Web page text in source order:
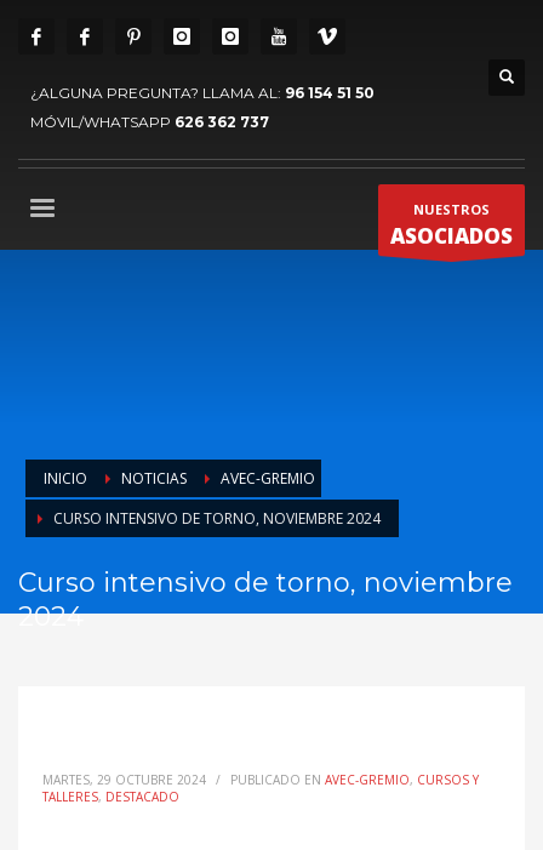
¿ALGUNA PREGUNTA? LLAMA AL: 96 154 51 50
MÓVIL/WHATSAPP 626 362 737
NUESTROS
ASOCIADOS
INICIO NOTICIAS
AVEC-GREMIO
CURSO INTENSIVO DE TORNO, NOVIEMBRE 2024
Curso intensivo de torno, noviembre
2024
MARTES, 29 OCTUBRE 2024 / PUBLICADO EN AVEC-GREMIO, CURSOS Y
TALLERES, DESTACADO